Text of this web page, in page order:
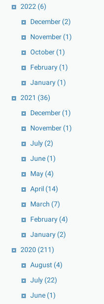
2022 (6)
December (2)
November (1)
October (1)
February (1)
January (1)
2021 (36)
December (1)
November (1)
July (2)
June (1)
May (4)
April (14)
March (7)
February (4)
January (2)
2020 (211)
August (4)
July (22)
June (1)